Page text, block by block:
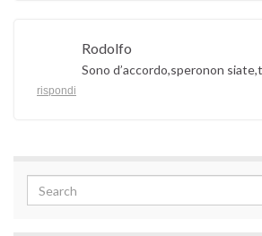
Rodolfo
Sono d’accordo,speronon
rispondi